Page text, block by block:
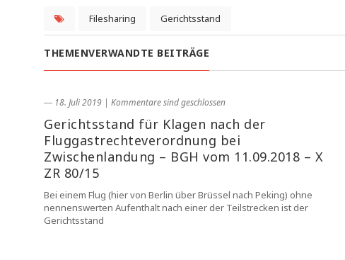
Filesharing Gerichtsstand
THEMENVERWANDTE BEITRÄGE
― 18. Juli 2019 | Kommentare sind geschlossen
Gerichtsstand für Klagen nach der
Fluggastrechteverordnung bei
Zwischenlandung – BGH vom 11.09.2018 – X
ZR 80/15
Bei einem Flug (hier von Berlin über Brüssel nach Peking) ohne
nennenswerten Aufenthalt nach einer der Teilstrecken ist der
Gerichtsstand